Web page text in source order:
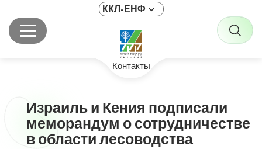
ККЛ-ЕНФ
Контакты
Израиль и Кения подписали
меморандум о сотрудничестве
в области лесоводства